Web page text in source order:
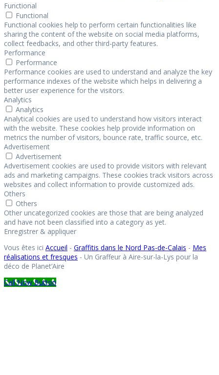
Functional
Functional
Functional cookies help to perform certain functionalities like
sharing the content of the website on social media platforms,
collect feedbacks, and other third-party features.
Performance
Performance
Performance cookies are used to understand and analyze the key
performance indexes of the website which helps in delivering a
better user experience for the visitors.
Analytics
Analytics
Analytical cookies are used to understand how visitors interact
with the website. These cookies help provide information on
metrics the number of visitors, bounce rate, traffic source, etc.
Advertisement
Advertisement
Advertisement cookies are used to provide visitors with relevant
ads and marketing campaigns. These cookies track visitors across
websites and collect information to provide customized ads.
Others
Others
Other uncategorized cookies are those that are being analyzed
and have not been classified into a category as yet.
Enregistrer & appliquer
Vous êtes ici Accueil - Graffitis dans le Nord Pas-de-Calais - Mes
réalisations et fresques - Un Graffeur à Aire-sur-la-Lys pour la
déco de Planet’Aire
Call Now Button